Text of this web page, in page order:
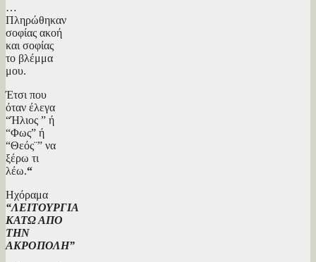
…
Πληρώθηκαν
σοφίας ακοή
και σοφίας
το βλέμμα
μου.
Έτσι που
όταν έλεγα
“Ήλιος ” ή
“Φως” ή
“Θεός¨” να
ξέρω τι
λέω.“
Ηχόραμα
“ΛΕΙΤΟΥΡΓΙΑ
ΚΑΤΩ ΑΠΟ
ΤΗΝ
ΑΚΡΟΠΟΛΗ”